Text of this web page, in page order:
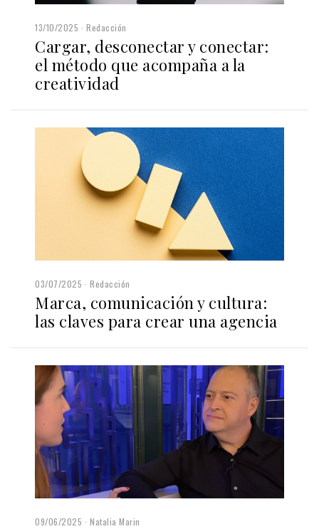
13/10/2025 Redacción
Cargar, desconectar y conectar:
el método que acompaña a la
creatividad
03/07/2025 Redacción
Marca, comunicación y cultura:
las claves para crear una agencia
09/06/2025 Natalia Marin